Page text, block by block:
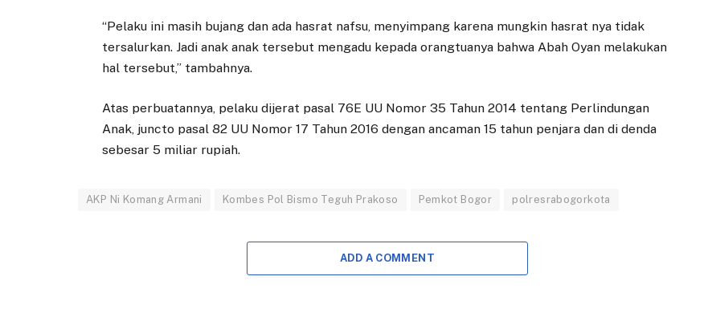
“Pelaku ini masih bujang dan ada hasrat nafsu, menyimpang karena mungkin hasrat nya tidak
tersalurkan. Jadi anak anak tersebut mengadu kepada orangtuanya bahwa Abah Oyan melakukan
hal tersebut,” tambahnya.
Atas perbuatannya, pelaku dijerat pasal 76E UU Nomor 35 Tahun 2014 tentang Perlindungan
Anak, juncto pasal 82 UU Nomor 17 Tahun 2016 dengan ancaman 15 tahun penjara dan di denda
sebesar 5 miliar rupiah.
AKP Ni Komang Armani Kombes Pol Bismo Teguh Prakoso Pemkot Bogor polresrabogorkota
ADD A COMMENT
Dedie Rachim
Dorong
BOGOR – Wali Kota
Bogor, Dedie A. Rachim
menekankan
Trem di Kota
Bogor Diuji Coba
Rencana